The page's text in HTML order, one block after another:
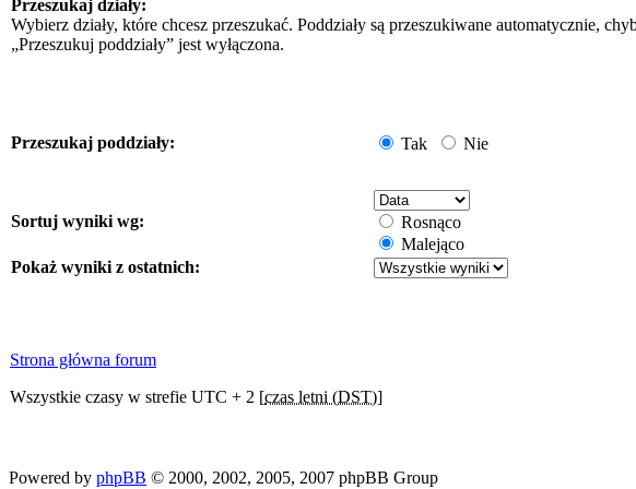
Przeszukaj działy:
Wybierz działy, które chcesz przeszukać. Poddziały są przeszukiwane automatycznie,
„Przeszukuj poddziały” jest wyłączona.
Przeszukaj poddziały: Tak Nie
Sortuj wyniki wg:
Rosnąco
Malejąco
Pokaż wyniki z ostatnich:
Strona główna forum
Wszystkie czasy w strefie UTC + 2 [czas letni (DST)]
Powered by phpBB © 2000, 2002, 2005, 2007 phpBB Group